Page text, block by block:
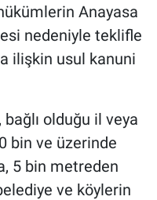
Anayasa
nedeniyle teklifle
ilişkin usul kanuni
olduğu il veya
bin ve üzerinde
5 bin metreden
ve köylerin